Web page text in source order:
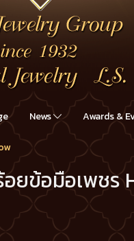
News Awards &
ยข้อมือเพชร